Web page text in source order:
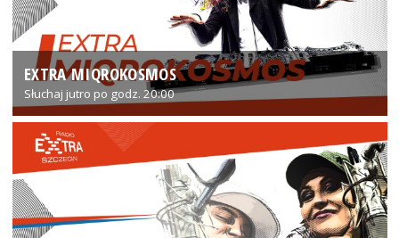
EXTRA MIQROKOSMOS
Słuchaj jutro po godz. 20:00